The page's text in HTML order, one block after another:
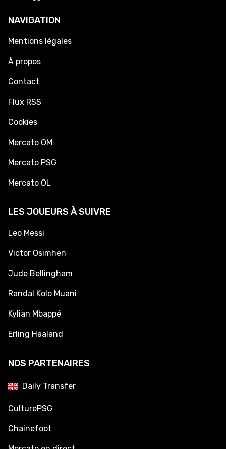
NAVIGATION
Mentions légales
À propos
Contact
Flux RSS
Cookies
Mercato OM
Mercato PSG
Mercato OL
LES JOUEURS À SUIVRE
Leo Messi
Victor Osimhen
Jude Bellingham
Randal Kolo Muani
Kylian Mbappé
Erling Haaland
NOS PARTENAIRES
Daily Transfer
CulturePSG
Chainefoot